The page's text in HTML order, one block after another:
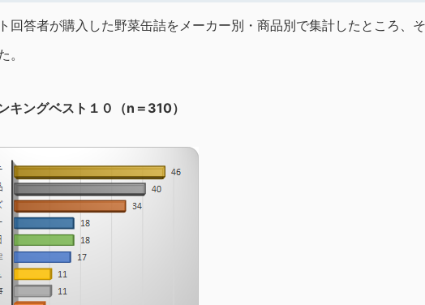
回答者が購入した野菜缶詰をメーカー別・商品別で集計したところ、
。
キングベスト１０（n＝310）